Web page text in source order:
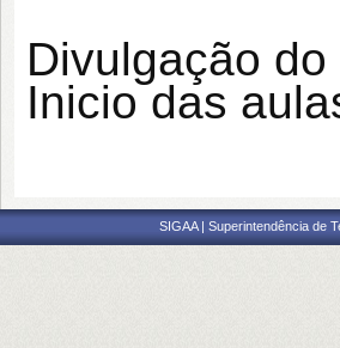
Divulgação
Inicio das
SIGAA | Superintendência de